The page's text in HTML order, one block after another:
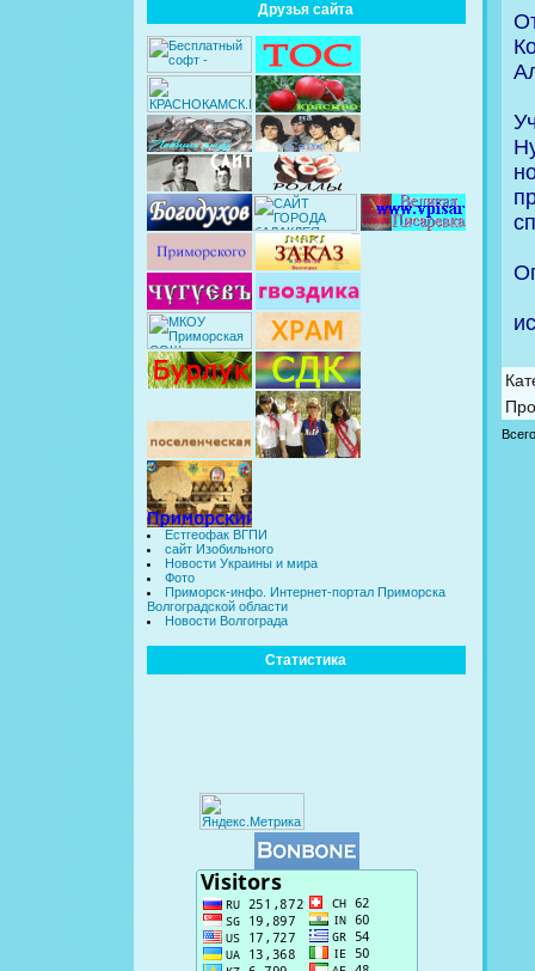
Друзья сайта
Естгеофак ВГПИ
сайт Изобильного
Новости Украины и мира
Фото
Приморск-инфо. Интернет-портал Приморска
Волгоградской области
Новости Волгограда
Статистика